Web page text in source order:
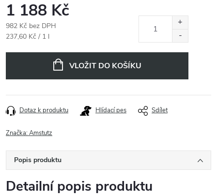
1 188 Kč
982 Kč bez DPH
Měrná
237,60 Kč / 1 l
VLOŽIT DO KOŠÍKU
Dotaz k produktu Hlídací pes Sdílet
Značka:Amstutz
Popis produktu
Detailní popis produktu